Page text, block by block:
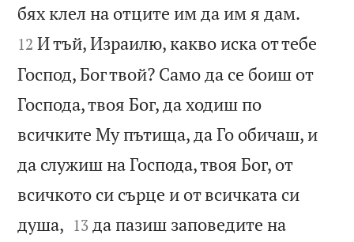
бях клел на отците им да им я дам.
12 И тъй, Израилю, какво иска от тебе
Господ, Бог твой? Само да се боиш от
Господа, твоя Бог, да ходиш по
всичките Му пътища, да Го обичаш, и
да служиш на Господа, твоя Бог, от
всичкото си сърце и от всичката си
душа, 

13 да пазиш заповедите на